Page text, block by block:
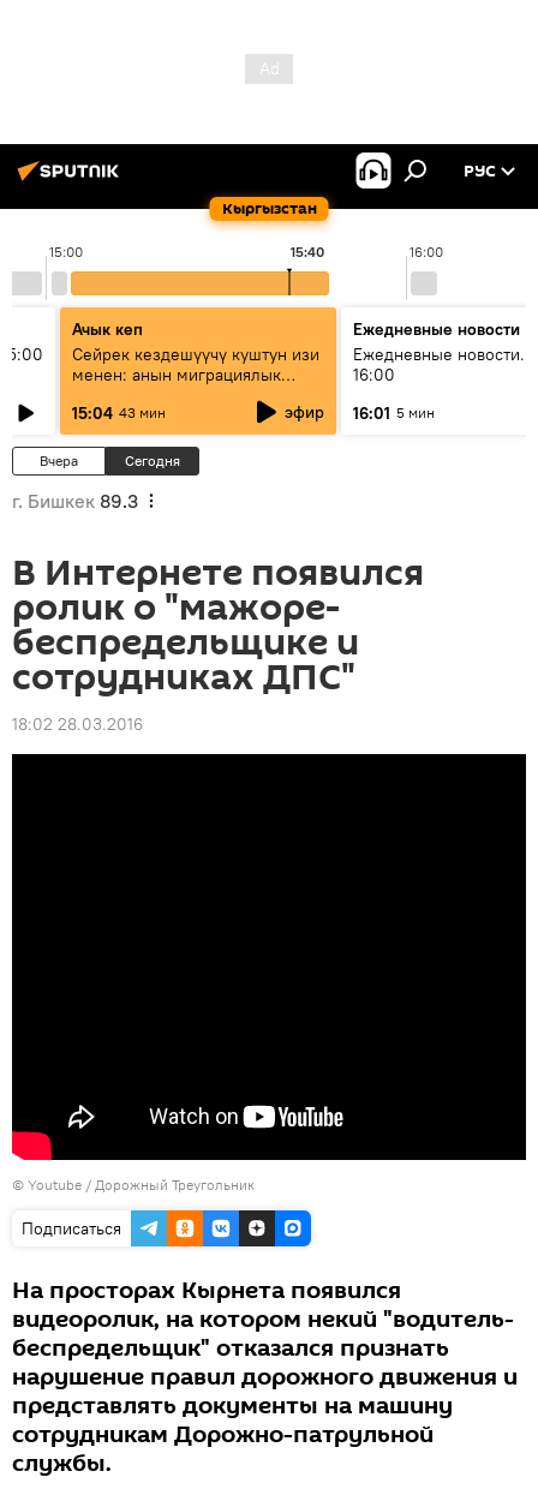
Кыргызстан
РУС
15:00 16:00
15:40
Ачык кеп
Сейрек кездешүүчү куштун изи
менен: анын миграциялык
жолу эмнеден кабар берет?
15:04 43 мин эфир
Ежедневные новости
Ежедневные новости.
16:00
16:01 5 мин
Вчера Сегодня
г. Бишкек 89.3
В Интернете появился
ролик о "мажоре-
беспредельщике и
сотрудниках ДПС"
18:02 28.03.2016
© Youtube / Дорожный Треугольник
Подписаться
На просторах Кырнета появился
видеоролик, на котором некий "водитель-
беспредельщик" отказался признать
нарушение правил дорожного движения и
представлять документы на машину
сотрудникам Дорожно-патрульной
службы.